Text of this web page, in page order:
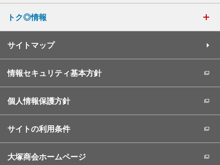
トク◎情報
サイトマップ
情報セキュリティ基本方針
個人情報保護方針
サイトの利用条件
大塚商会ホームページ